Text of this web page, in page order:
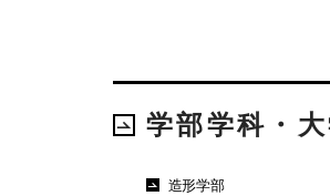
学部学科・
造形学部